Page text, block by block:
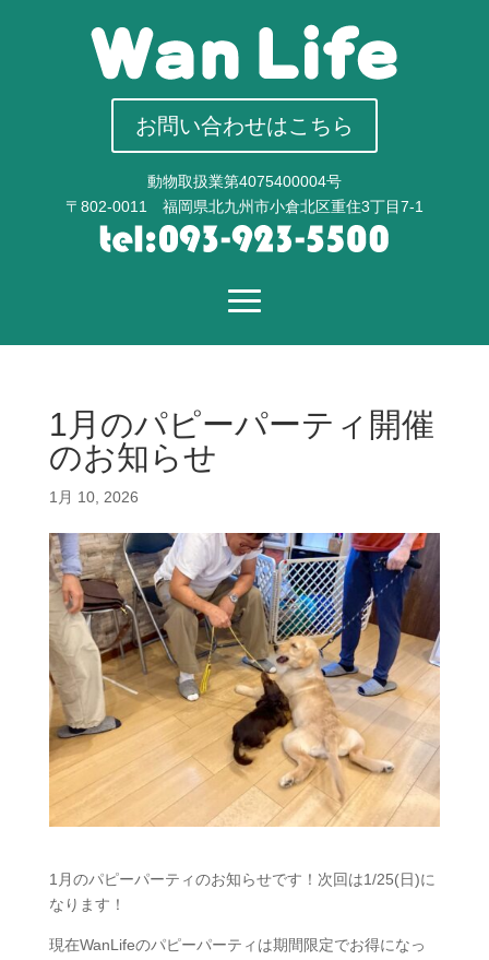
お問い合わせはこちら
動物取扱業第4075400004号
〒802-0011 福岡県北九州市小倉北区重住3丁目7-1
1月のパピーパーティ開催
のお知らせ
1月 10, 2026
1月のパピーパーティのお知らせです！次回は1/25(日)に
なります！
現在WanLifeのパピーパーティは期間限定でお得になっ